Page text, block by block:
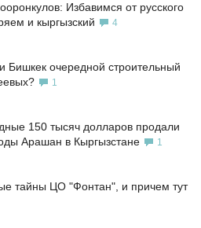
Избавимся от русского
и кыргызский
4
Бишкек очередной строительный
1
150 тысяч долларов продали
Арашан в Кыргызстане
1
тайны ЦО "Фонтан", и причем тут